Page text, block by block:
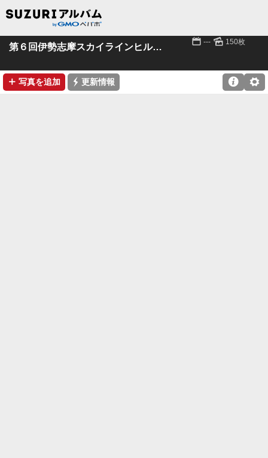
第６回伊勢志摩スカイラインヒルクライム 📅 --- 🌄 150枚
➕ 写真を追加 ⚡ 更新情報 ⚙
